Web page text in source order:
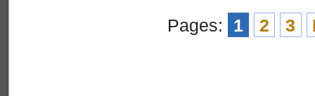
Pages: 1 2 3